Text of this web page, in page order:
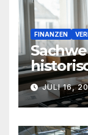
FINANZEN
und
zeitlose
JULI 16,